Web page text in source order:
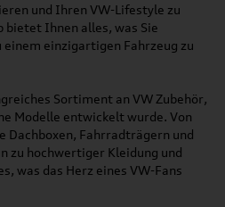
und Ihren VW-Lifestyle zu
bietet Ihnen alles, was Sie
einzigartigen Fahrzeug zu
Sortiment an VW Zubehör,
Modelle entwickelt wurde. Von
Dachboxen, Fahrradträgern und
zu hochwertiger Kleidung und
was das Herz eines VW-Fans